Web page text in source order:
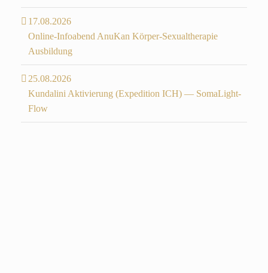
17.08.2026
Online-Infoabend AnuKan Körper-Sexualtherapie
Ausbildung
25.08.2026
Kundalini Aktivierung (Expedition ICH) — SomaLight-
Flow